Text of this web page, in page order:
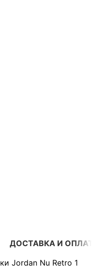
ДОСТАВКА И ОПЛАТА
Jordan Nu Retro 1